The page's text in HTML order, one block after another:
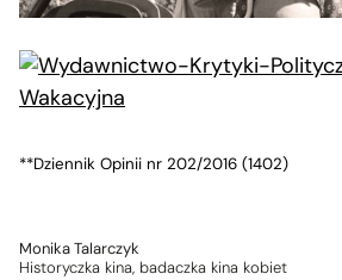
**Dziennik Opinii nr 202/2016 (1402)
Monika Talarczyk
Historyczka kina, badaczka kina kobiet